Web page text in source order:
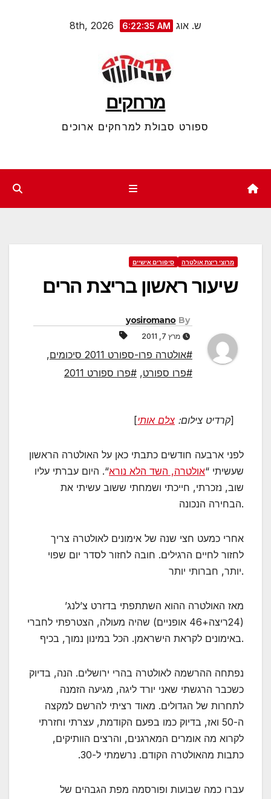
ש. אוג 8th, 2026 6:22:36 AM
מרחקים
ספורט סבולת למרחקים ארוכים
מרוצי ריצת אולטרה סיפורים אישיים
שיעור ראשון בריצת הרים
By
yosiromano
מרץ 7, 2011
#אולטרה פרו-ספורט 2011 סיכומים
,
#פרו ספורט, #פרו ספורט 2011
[ קרדיט צילום: צלם אותי ]
לפני ארבעה חודשים כתבתי כאן על האולטרה הראשון
שעשיתי “אולטרה, השד הלא נורא“. היום עברתי עליו
שוב, נזכרתי, חייכתי ושמחתי ששוב עשיתי את
הבחירה הנכונה.
אחרי כמעט חצי שנה של אימונים לאולטרה צריך
לחזור לחיים הרגילים. חובה לחזור לסדר יום שפוי
יותר, חברותי יותר.
מאז האולטרה ההוא השתתפתי בדזרט צ’לנג’
(24ריצה+46 אופניים) שהיה מעולה, הצטרפתי לחברי
באימונים לקראת הישראמן. הכל במינון נמוך, בכיף.
נפתחה ההרשמה לאולטרה בהרי ירושלים. הנה, בדיוק
כשכבר הרגשתי שאני יורד ליגה, מגיעה הזמנה
לתחרות של הגדולים. מאוד רציתי להרשם למקצה
ה-50 ואז, בדיוק כמו בפעם הקודמת, עצרתי וחזרתי
לקרוא מה אומרים המארגנים, והרצים הוותיקים,
כתבות מהאולטרה הקודם. נרשמתי ל-30.
עברו כמה שבועות ופורסמה מפת הגבהים של